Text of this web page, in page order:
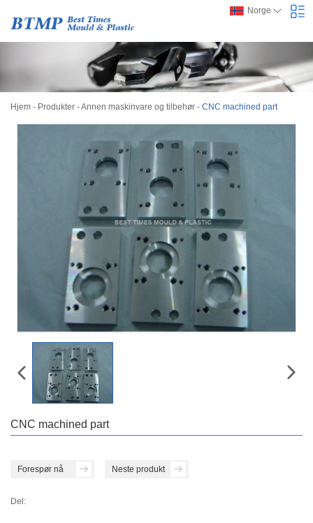
Norge
Hjem - Produkter -Annen maskinvare og tilbehør - CNC machined part
CNC machined part
Forespør nå Neste produkt
Del: